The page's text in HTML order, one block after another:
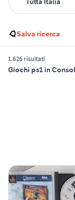
Salva ricerca
1.626 risultati
Giochi ps1 in